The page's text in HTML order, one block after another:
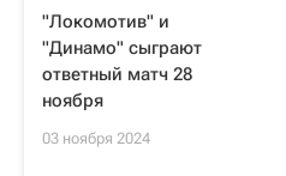
"Локомотив" и
"Динамо" сыграют
ответный матч 28
ноября
03 ноября 2024